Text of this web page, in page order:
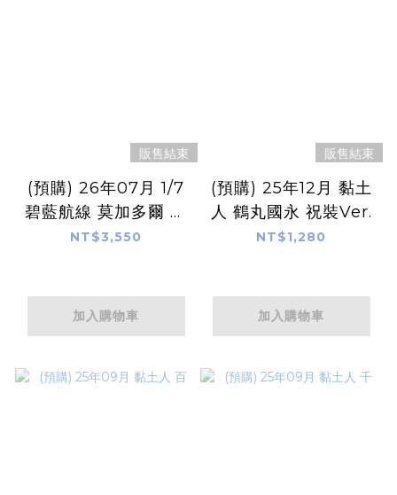
販售結束
(預購) 26年07月 1/7
碧藍航線 莫加多爾 靜
謐一隅的燥熱Ver.
NT$3,550
加入購物車
販售結束
(預購) 25年12月 黏土
人 鶴丸國永 祝裝Ver.
NT$1,280
加入購物車